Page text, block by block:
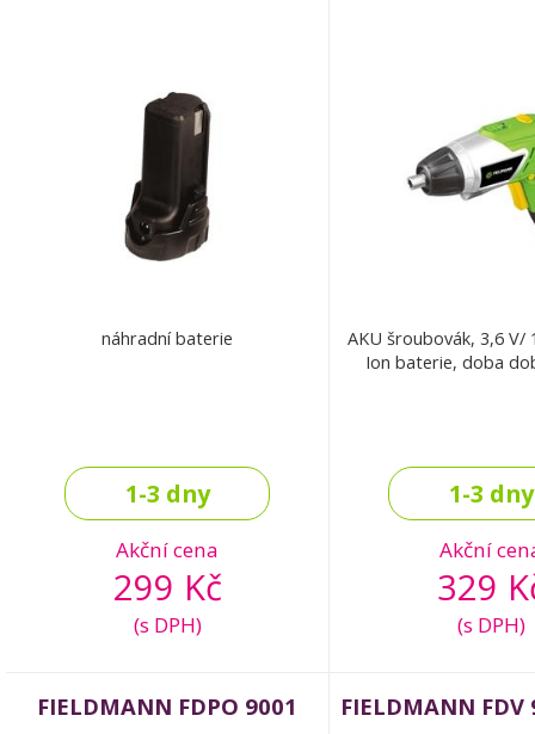
náhradní baterie
1-3 dny
Akční cena
299 Kč
(s DPH)
AKU šroubovák, 3,6 V/
Ion baterie, doba
1-3 dny
Akční
329
(s DPH)
FIELDMANN FDPO 9001 FIELDMANN FDV